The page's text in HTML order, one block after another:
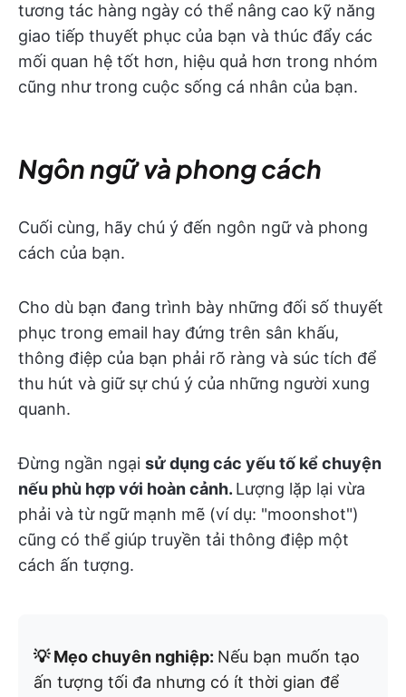
tương tác hàng ngày có thể nâng cao kỹ năng
giao tiếp thuyết phục của bạn và thúc đẩy các
mối quan hệ tốt hơn, hiệu quả hơn trong nhóm
cũng như trong cuộc sống cá nhân của bạn.
Ngôn ngữ và phong cách
Cuối cùng, hãy chú ý đến ngôn ngữ và phong
cách của bạn.
Cho dù bạn đang trình bày những đối số thuyết
phục trong email hay đứng trên sân khấu,
thông điệp của bạn phải rõ ràng và súc tích để
thu hút và giữ sự chú ý của những người xung
quanh.
Đừng ngần ngại sử dụng các yếu tố kể chuyện
nếu phù hợp với hoàn cảnh. Lượng lặp lại vừa
phải và từ ngữ mạnh mẽ (ví dụ: "moonshot")
cũng có thể giúp truyền tải thông điệp một
cách ấn tượng.
💡 Mẹo chuyên nghiệp: Nếu bạn muốn tạo
ấn tượng tối đa nhưng có ít thời gian để